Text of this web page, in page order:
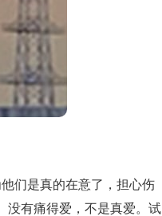
们是真的在意了，担心伤
没有痛得爱，不是真爱。试